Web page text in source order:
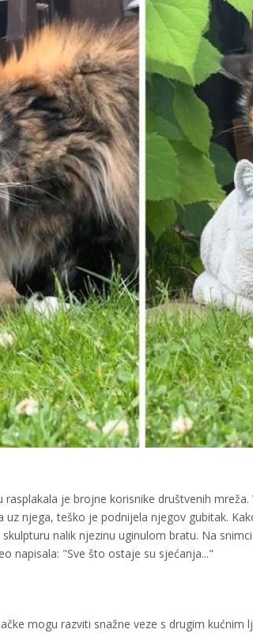
rasplakala je brojne korisnike društvenih
uz njega, teško je podnijela njegov gubitak.
nalik njezinu uginulom bratu. Na
napisala: "Sve što ostaje su sjećanja..."
mogu razviti snažne veze s drugim kućnim